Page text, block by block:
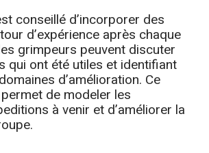
conseillé d’incorporer des
d’expérience après chaque
grimpeurs peuvent discuter
qui ont été utiles et identifiant
d’amélioration. Ce
de modeler les
à venir et d’améliorer la